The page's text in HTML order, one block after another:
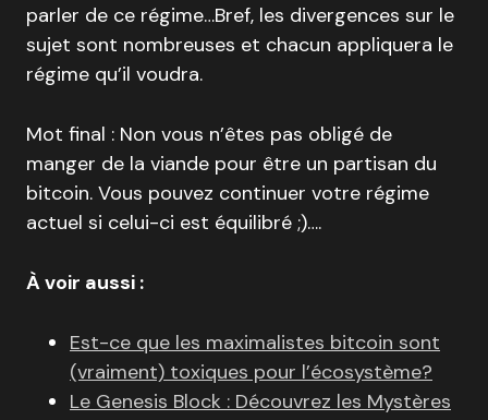
parler de ce régime…Bref, les divergences sur le
sujet sont nombreuses et chacun appliquera le
régime qu’il voudra.
Mot final : Non vous n’êtes pas obligé de
manger de la viande pour être un partisan du
bitcoin. Vous pouvez continuer votre régime
actuel si celui-ci est équilibré ;)….
À voir aussi :
Est-ce que les maximalistes bitcoin sont
(vraiment) toxiques pour l’écosystème?
Le Genesis Block : Découvrez les Mystères